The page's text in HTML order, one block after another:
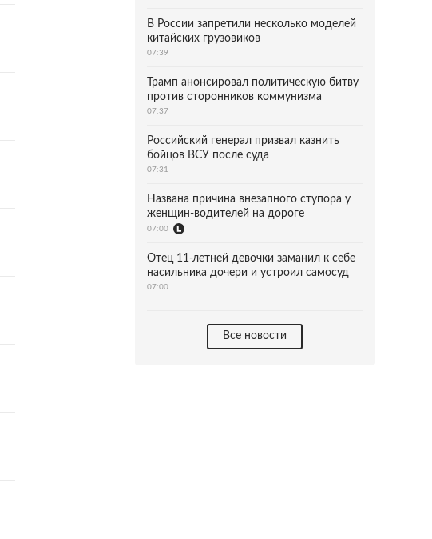
В России запретили несколько моделей
китайских грузовиков
07:39
Трамп анонсировал политическую битву
против сторонников коммунизма
07:37
Российский генерал призвал казнить
бойцов ВСУ после суда
07:31
Названа причина внезапного ступора у
женщин-водителей на дороге
07:00
Отец 11-летней девочки заманил к себе
насильника дочери и устроил самосуд
07:00
Все новости